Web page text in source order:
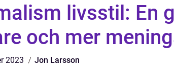
livsstil: En
och mer
2023 Jon Larsson